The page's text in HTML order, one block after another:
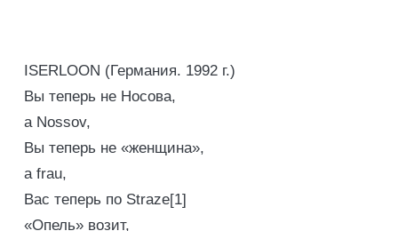
ISERLOON (Германия. 1992 г.)
Вы теперь не Носова,
а Nossov,
Вы теперь не «женщина»,
а frau,
Вас теперь по Straze[1]
«Опель» возит,